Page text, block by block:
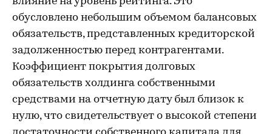
обусловлено небольшим объемом балансовых
обязательств, представленных кредиторской
задолженностью перед контрагентами.
Коэффициент покрытия долговых
обязательств холдинга собственными
средствами на отчетную дату был близок к
нулю, что свидетельствует о высокой степени